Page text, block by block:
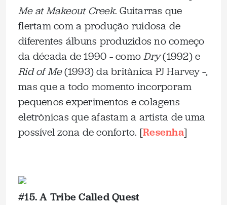
Me at Makeout Creek. Guitarras que
flertam com a produção ruidosa de
diferentes álbuns produzidos no começo
da década de 1990 – comoDry(1992) e
Rid of Me(1993) da britânica PJ Harvey –,
mas que a todo momento incorporam
pequenos experimentos e colagens
eletrônicas que afastam a artista de uma
possível zona de conforto. [Resenha]
#15. A Tribe Called Quest